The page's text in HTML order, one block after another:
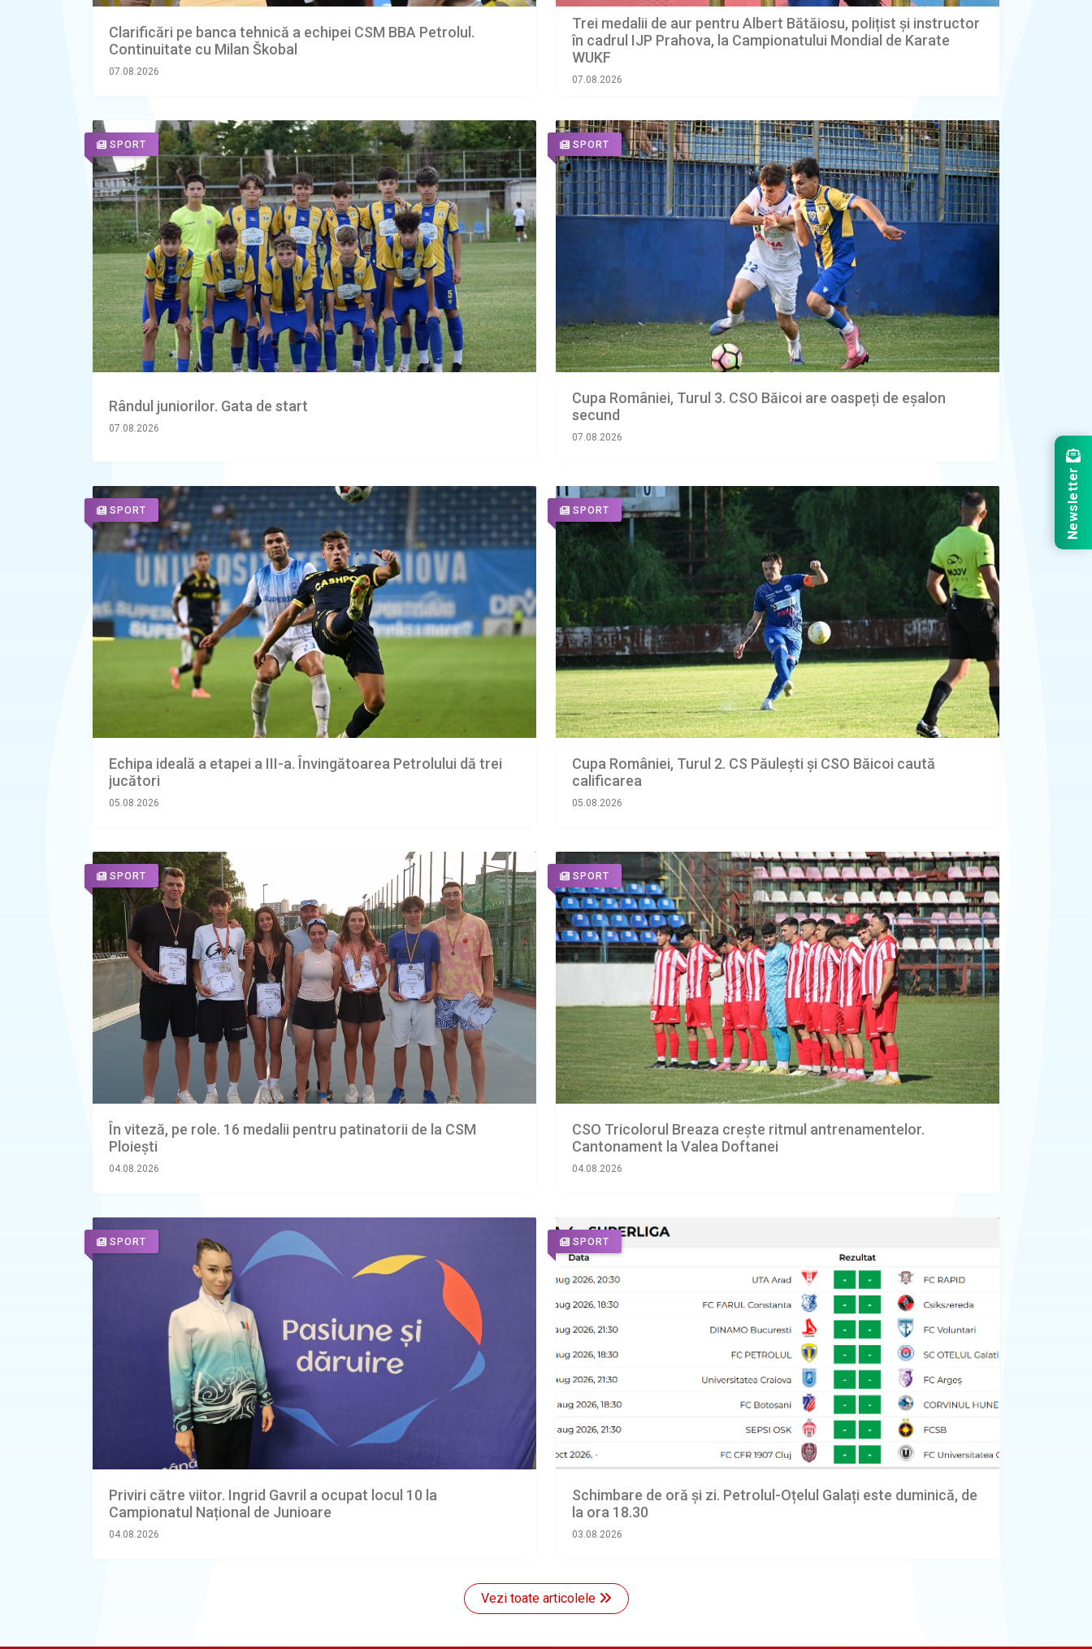
Clarificări pe banca tehnică a echipei CSM BBA Petrolul.
Continuitate cu Milan Škobal
07.08.2026
Trei medalii de aur pentru Albert Bătăiosu, polițist și instructor
în cadrul IJP Prahova, la Campionatului Mondial de Karate
WUKF
07.08.2026
SPORT
Rândul juniorilor. Gata de start
07.08.2026
SPORT
Cupa României, Turul 3. CSO Băicoi are oaspeți de eșalon
secund
07.08.2026
SPORT
Echipa ideală a etapei a III-a. Învingătoarea Petrolului dă trei
jucători
05.08.2026
SPORT
Cupa României, Turul 2. CS Păulești și CSO Băicoi caută
calificarea
05.08.2026
SPORT
În viteză, pe role. 16 medalii pentru patinatorii de la CSM
Ploiești
04.08.2026
SPORT
CSO Tricolorul Breaza crește ritmul antrenamentelor.
Cantonament la Valea Doftanei
04.08.2026
SPORT
Priviri către viitor. Ingrid Gavril a ocupat locul 10 la
Campionatul Național de Junioare
04.08.2026
SPORT
Schimbare de oră și zi. Petrolul-Oțelul Galați este duminică, de
la ora 18.30
03.08.2026
Vezi toate articolele
Newsletter